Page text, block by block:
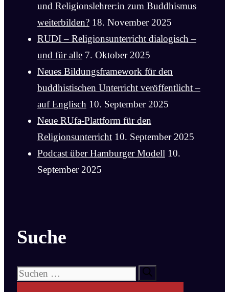
und Religionslehrer:in zum Buddhismus
weiterbilden? 18. November 2025
RUDI – Religionsunterricht dialogisch –
und für alle 7. Oktober 2025
Neues Bildungsframework für den
buddhistischen Unterricht veröffentlicht –
auf Englisch 10. September 2025
Neue RUfa-Plattform für den
Religionsunterricht 10. September 2025
Podcast über Hamburger Modell 10.
September 2025
Suche
Suchen